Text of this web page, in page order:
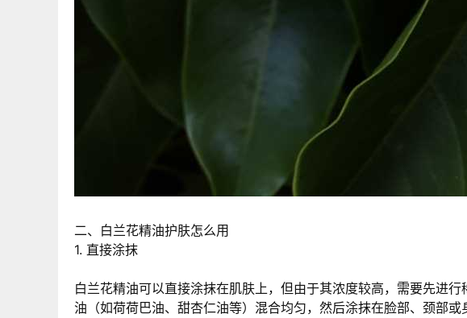
二、白兰花精油护肤怎么用
1. 直接涂抹
白兰花精油可以直接涂抹在肌肤上，但由于其浓度较高，需要先进
油（如荷荷巴油、甜杏仁油等）混合均匀，然后涂抹在脸部、颈部